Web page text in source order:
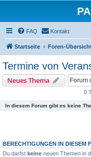
FAQ Kontakt
Startseite Foren-
Termine von
Neues Thema
0
In diesem Forum gibt es keine
BERECHTIGUNGEN IN DIESEM
Du darfst keine neuen Themen in